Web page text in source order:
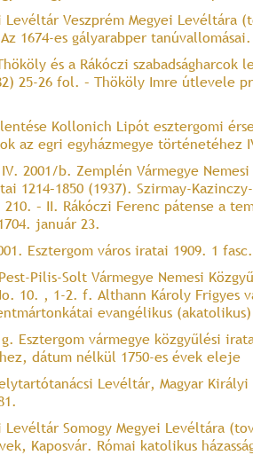
Levéltár Veszprém Megyei Levéltára
1674-es gályarabper tanúvallomásai.
és a Rákóczi
25-26 fol. – Thököly Imre útlevele
Kollonich Lipót esztergomi
az egri egyházmegye történetéhez
IV. 2001/b. Zemplén Vármegye
1214–1850 (1937). Szirmay-
– II. Rákóczi Ferenc pátense a
január 23.
Esztergom város iratai 1909. 1
Pilis-Solt Vármegye Nemesi
10. , 1-2. f. Althann Károly Frigyes
evangélikus
Esztergom vármegye közgyűlési
dátum nélkül 1750-es évek eleje
Levéltár, Magyar
Levéltár Somogy Megyei Levéltára
Kaposvár. Római katolikus